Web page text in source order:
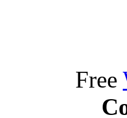
Free